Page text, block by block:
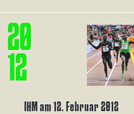
20
2
IHM am 12. Februar 2012